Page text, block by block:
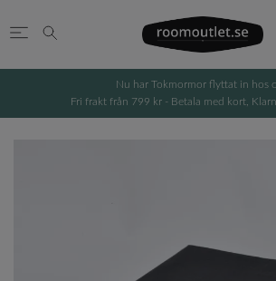
Nu har Tokmormor flyttat in hos
Fri frakt från 799 kr - Betala med kort,